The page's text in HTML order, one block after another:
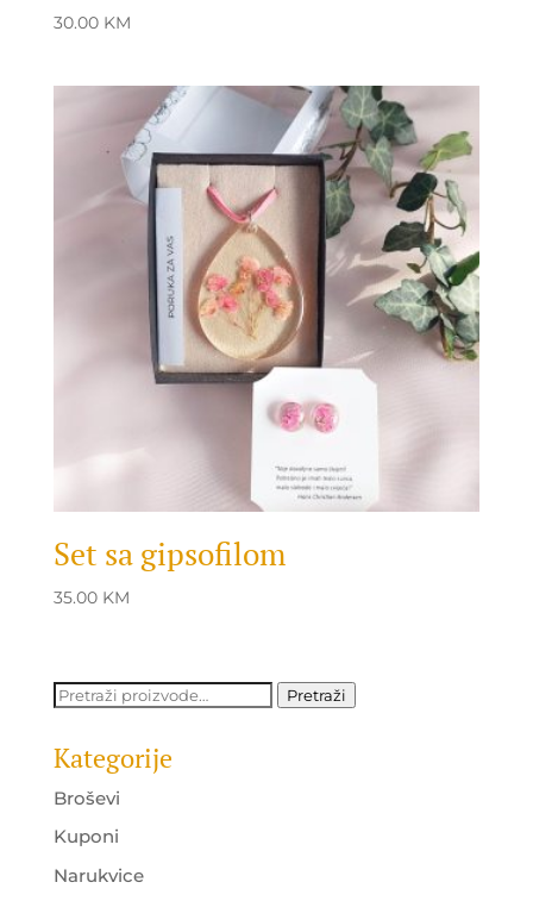
30.00 KM
Set sa gipsofilom
35.00 KM
Pretraži: Pretraži
Kategorije
Broševi
Kuponi
Narukvice